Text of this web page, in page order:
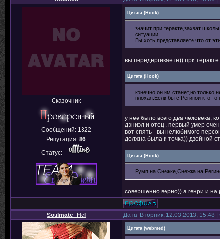
Сказочник
Сообщений: 1322
Репутация:86
Статус:
Цитата ( Hook)
значит при теракте,захват
ситуации.
Вы хоть представляете что от
вы передергиваете)) при
Цитата ( Hook)
конечно он им станет,но только
плохая.Если бы с Региной кто то
у нее было всего два человека,
дэниэл и отец.. первый умер
вот опять - вы нелюбимого
должна была и точка)) двойной
Цитата ( Hook)
Румп на Снежке,Снежка на
совершенно верно)) а генри и на
Soulmate_Hel Дата: Вторник, 12.03.2013, 15:48
Цитата (webmed )